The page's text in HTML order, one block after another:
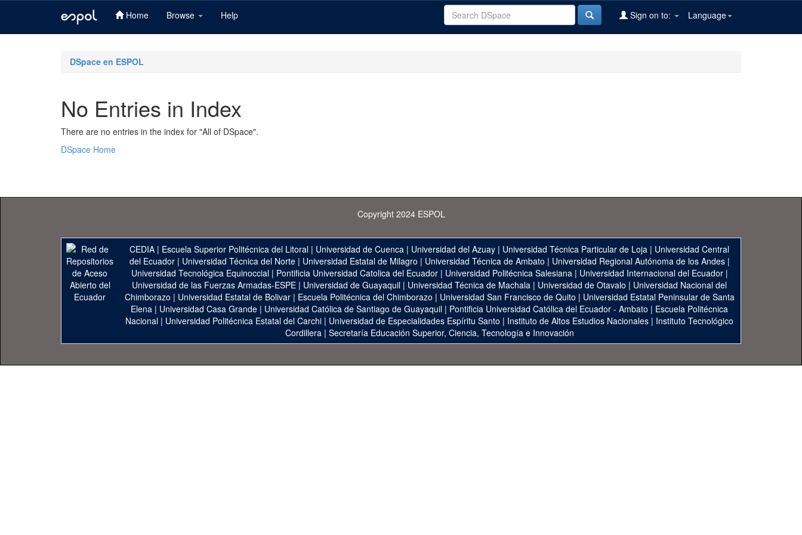
Home Browse Help Language
Sign on to:
DSpace en ESPOL
No Entries in Index
There are no entries in the index for "All of DSpace".
DSpace Home
Copyright 2024 ESPOL
CEDIA | Escuela Superior Politécnica del Litoral | Universidad de Cuenca | Universidad del Azuay | Universidad Técnica Particular de Loja | Universidad Central
del Ecuador| Universidad Técnica del Norte| Universidad Estatal de Milagro | Universidad Técnica de Ambato | Universidad Regional Autónoma de los Andes|
Universidad Tecnológica Equinoccial| Pontificia Universidad Catolica del Ecuador| Universidad Politécnica Salesiana| Universidad Internacional del Ecuador|
Universidad de las Fuerzas Armadas-ESPE | Universidad de Guayaquil | Universidad Técnica de Machala | Universidad de Otavalo | Universidad Nacional del
Chimborazo | Universidad Estatal de Bolivar| Escuela Politécnica del Chimborazo | Universidad San Francisco de Quito | Universidad Estatal Peninsular de Santa
Elena | Universidad Casa Grande | Universidad Católica de Santiago de Guayaquil | Pontificia Universidad Católica del Ecuador - Ambato | Escuela Politécnica
Nacional | Universidad Politécnica Estatal del Carchi | Universidad de Especialidades Espíritu Santo | Instituto de Altos Estudios Nacionales | Instituto Tecnológico
Cordillera| Secretaría Educación Superior, Ciencia, Tecnología e Innovación